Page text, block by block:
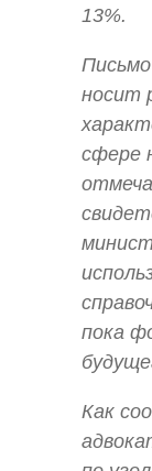
13%.
носит
сфере
пока
Как